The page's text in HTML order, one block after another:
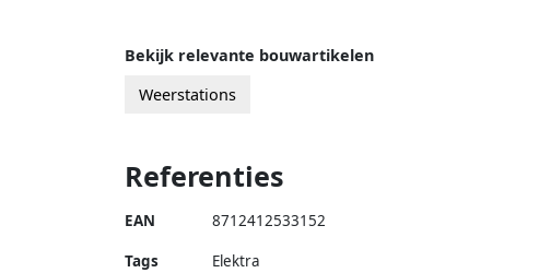
Bekijk relevante bouwartikelen
Weerstations
Referenties
EAN 8712412533152
Tags
Elektra